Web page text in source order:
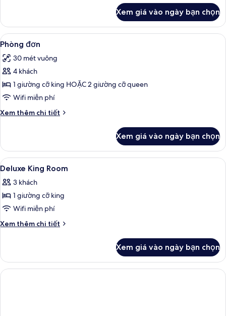
Luxe
Room
Xem giá vào ngày bạn chọn
Xem
tất
cả
ảnh
Phòng
đơn
Phòng đơn | Bộ đồ giường cao cấp,
6
Phòng đơn
30 mét vuông
4 khách
1 giường cỡ king HOẶC 2 giường cỡ queen
Wifi miễn phí
Xem thêm chi tiết
Chi
Phòng
đơn
Xem giá vào ngày bạn chọn
Xem
tất
cả
ảnh
Deluxe
King
Đồ dùng nhà tắm thân thiện với
1
Deluxe King Room
3 khách
1 giường cỡ king
Wifi miễn phí
Xem thêm chi tiết
Chi
Deluxe
King
Room
Xem giá vào ngày bạn chọn